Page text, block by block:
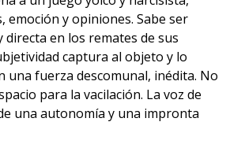
emoción y opiniones. Sabe ser
en los remates de sus
captura al objeto y lo
una fuerza descomunal, inédita. No
para la vacilación. La voz de
una autonomía y una impronta